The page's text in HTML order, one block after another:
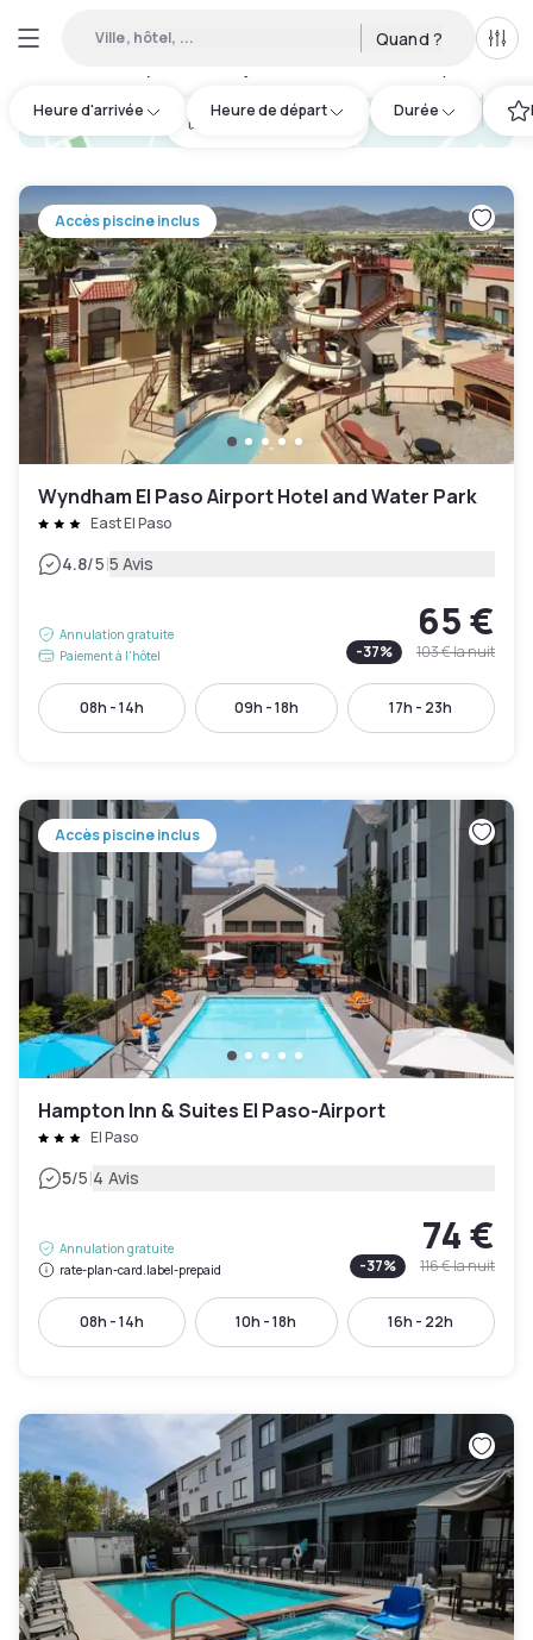
Ville, hôtel, ... Quand ?
Heure d'arrivée Heure de départ Durée
hotel.cta.view_map
Accès piscine inclus
Wyndham El Paso Airport Hotel and Water Park
East El Paso
4.8/5|5 Avis
Annulation gratuite
Paiement à l'hôtel
65 €
-37% 103 €la nuit
08h - 14h 09h - 18h 17h - 23h
Accès piscine inclus
Hampton Inn & Suites El Paso-Airport
El Paso
5/5|4 Avis
Annulation gratuite
rate-plan-card.label-prepaid
74 €
-37% 116 €la nuit
08h - 14h 10h - 18h 16h - 22h